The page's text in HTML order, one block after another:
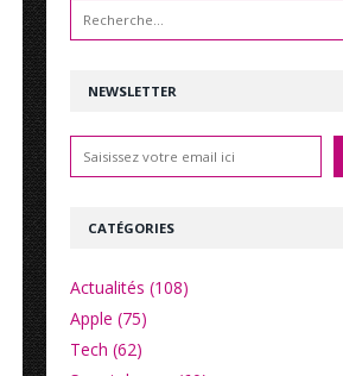
NEWSLETTER
CATÉGORIES
Actualités (108)
Apple (75)
Tech (62)